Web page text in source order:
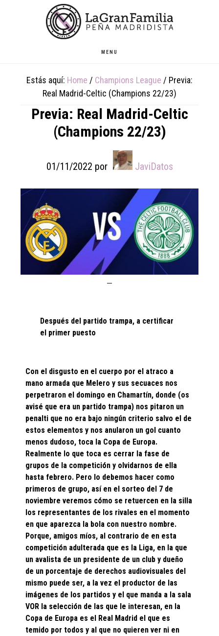
MENU
Estás aquí: Home / Champions League / Previa:
Real Madrid-Celtic (Champions 22/23)
Previa: Real Madrid-Celtic
(Champions 22/23)
01/11/2022 por JaviDatos
Después del partido trampa, a certificar
el primer puesto
Con el disgusto en el cuerpo por el atraco a
mano armada que Melero y sus secuaces nos
perpetraron el domingo en Chamartín, donde (os
avisé que era un partido trampa) nos pitaron un
penalti que no era bajo ningún criterio salvo el de
estos elementos y nos anularon un gol cuanto
menos dudoso, toca la Copa de Europa.
Realmente lo que toca es cerrar la fase de
grupos de la competición y olvidarnos de ella
hasta febrero. Pero lo debemos hacer como
primeros de grupo, así en el sorteo del 7 de
noviembre veremos cómo se retuercen en la silla
los representantes de los rivales en el momento
en que aparezca la bola con nuestro nombre.
Porque, amigos míos, al contrario de en esta
competición adulterada que es la Liga, en la que
un avalista de un presidente de un club y dueño
de un porcentaje de derechos audiovisuales del
mismo puede ser, a la vez el productor de las
imágenes de los partidos y el que manda a la sala
VOR la selección de las que le interesan, en la
Copa de Europa es el Real Madrid el que es
temido por todos y al que no quieren ver ni en